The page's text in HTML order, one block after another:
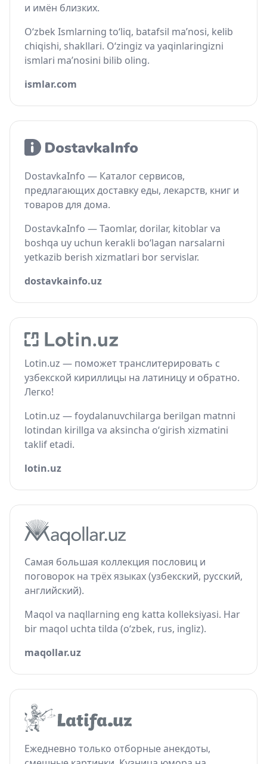
и имён близких.
O‘zbek Ismlarning to‘liq, batafsil ma’nosi, kelib
chiqishi, shakllari. O‘zingiz va yaqinlaringizni
ismlari ma’nosini bilib oling.
ismlar.com
DostavkaInfo — Каталог сервисов,
предлагающих доставку еды, лекарств, книг и
товаров для дома.
DostavkaInfo — Taomlar, dorilar, kitoblar va
boshqa uy uchun kerakli bo‘lagan narsalarni
yetkazib berish xizmatlari bor servislar.
dostavkainfo.uz
Lotin.uz — поможет транслитерировать с
узбекской кириллицы на латиницу и обратно.
Легко!
Lotin.uz — foydalanuvchilarga berilgan matnni
lotindan kirillga va aksincha o‘girish xizmatini
taklif etadi.
lotin.uz
Самая большая коллекция пословиц и
поговорок на трёх языках (узбекский, русский,
английский).
Maqol va naqllarning eng katta kolleksiyasi. Har
bir maqol uchta tilda (o‘zbek, rus, ingliz).
maqollar.uz
Ежедневно только отборные анекдоты,